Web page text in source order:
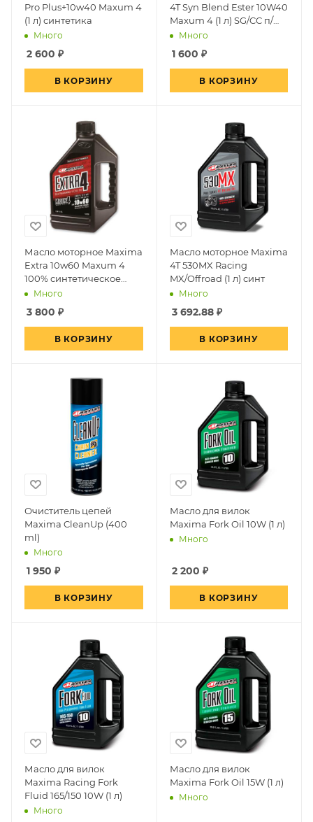
Pro Plus+10w40 Maxum 4
(1 л) синтетика
Много
2 600 ₽
В КОРЗИНУ
4T Syn Blend Ester 10W40
Maxum 4 (1 л) SG/CC п/
синтМного
1 600 ₽
В КОРЗИНУ
Масло моторное Maxima
Extra 10w60 Maxum 4
100% синтетическое
гоночное масло 1л.
Много
3 800 ₽
В КОРЗИНУ
Масло моторное Maxima
4T 530MX Racing
MX/Offroad (1 л) синт
Много
3 692.88₽
В КОРЗИНУ
Очиститель цепей
Maxima CleanUp (400
ml)
Много
1 950 ₽
В КОРЗИНУ
Масло для вилок
Maxima Fork Oil 10W (1 л)
Много
2 200 ₽
В КОРЗИНУ
Масло для вилок
Maxima Racing Fork
Fluid 165/150 10W (1 л)
Много
Масло для вилок
Maxima Fork Oil 15W (1 л)
Много